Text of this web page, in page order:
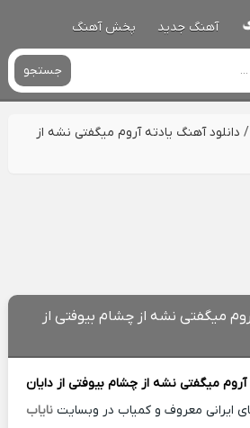
آهنگ جدید پخش آهنگ
جستجو
/ دانلود آهنگ یادته آروم میگفتی نشه از
میگفتی نشه از چشام بیوفتی از
آروم میگفتی نشه از چشام بیوفتی از دایان
ایرانی معروف و کمیاب در وبسایت نایاب